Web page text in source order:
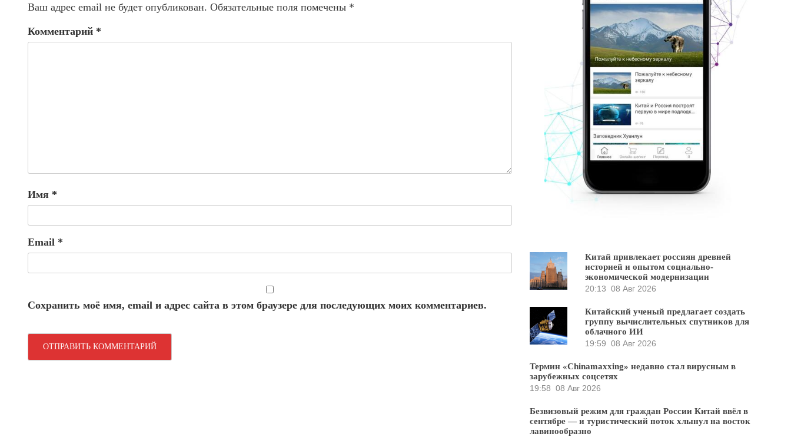
Ваш адрес email не будет опубликован. Обязательные поля помечены *
Комментарий *
Имя *
Email *
Сохранить моё имя, email и адрес сайта в этом браузере для последующих моих комментариев.
Китай привлекает россиян древней
историей и опытом социально-
экономической модернизации
20:13 08 Авг 2026
Китайский ученый предлагает создать
группу вычислительных спутников для
облачного ИИ
19:59 08 Авг 2026
Термин «Chinamaxxing» недавно стал вирусным в
зарубежных соцсетях
19:58 08 Авг 2026
Безвизовый режим для граждан России Китай ввёл в
сентябре — и туристический поток хлынул на восток
лавинообразно